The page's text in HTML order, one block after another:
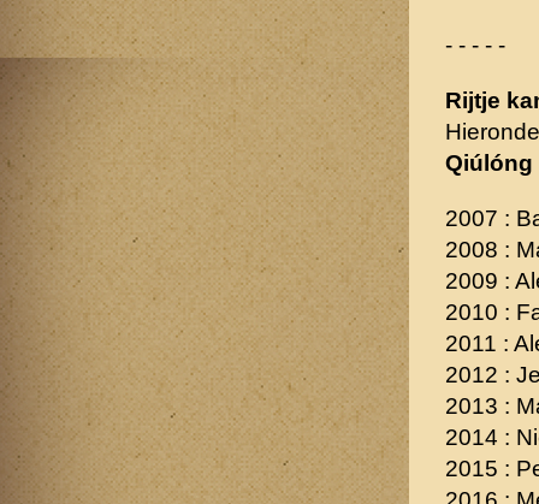
- - - - -
Rijtje
Qiúlóng
2007 :
2008 :
2009 :
2010 :
2011 :
2012 :
2013 :
2014 :
2015 :